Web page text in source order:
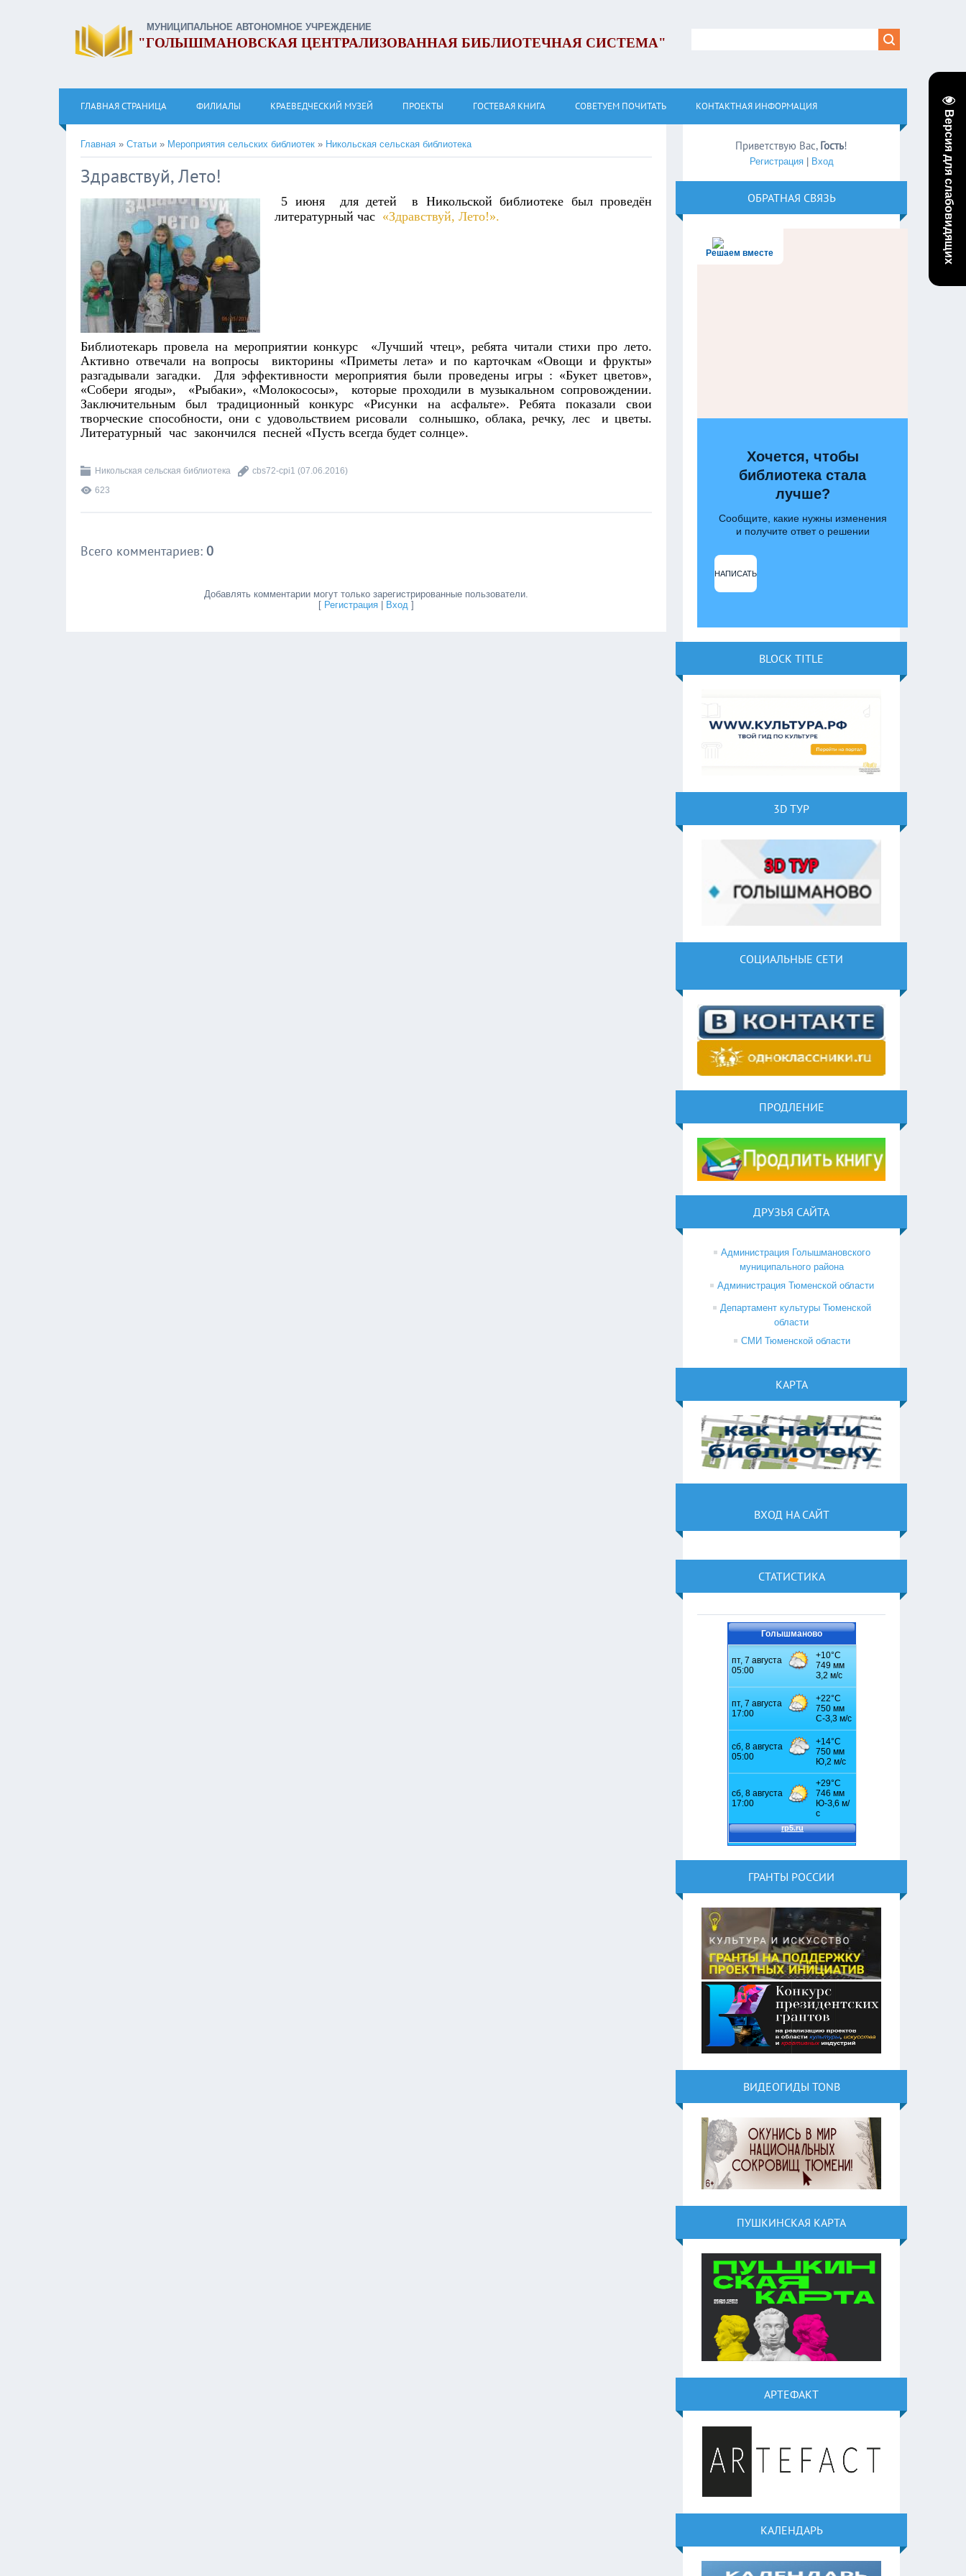
Версия для слабовидящих
МУНИЦИПАЛЬНОЕ АВТОНОМНОЕ УЧРЕЖДЕНИЕ
"ГОЛЫШМАНОВСКАЯ ЦЕНТРАЛИЗОВАННАЯ БИБЛИОТЕЧНАЯ СИСТЕМА"
ГЛАВНАЯ СТРАНИЦА ФИЛИАЛЫ КРАЕВЕДЧЕСКИЙ МУЗЕЙ ПРОЕКТЫ ГОСТЕВАЯ КНИГА СОВЕТУЕМ ПОЧИТАТЬ КОНТАКТНАЯ ИНФОРМАЦИЯ
Главная » Статьи » Мероприятия сельских библиотек » Никольская сельская библиотека
Здравствуй, Лето!
5 июня для детей в Никольской библиотеке был проведён
литературный час «Здравствуй, Лето!».
Библиотекарь провела на мероприятии конкурс «Лучший чтец», ребята читали стихи про лето.
Активно отвечали на вопросы викторины «Приметы лета» и по карточкам «Овощи и фрукты»
разгадывали загадки. Для эффективности мероприятия были проведены игры : «Букет цветов»,
«Собери ягоды», «Рыбаки», «Молокососы», которые проходили в музыкальном сопровождении.
Заключительным был традиционный конкурс «Рисунки на асфальте». Ребята показали свои
творческие способности, они с удовольствием рисовали солнышко, облака, речку, лес и цветы.
Литературный час закончился песней «Пусть всегда будет солнце».
Никольская сельская библиотека cbs72-cpi1 (07.06.2016)
623
Всего комментариев: 0
Добавлять комментарии могут только зарегистрированные пользователи.
[ Регистрация Вход ]
Приветствую Вас, Гость!
Регистрация| Вход
ОБРАТНАЯ СВЯЗЬ
Решаем вместе
Хочется, чтобы
библиотека стала
лучше?
Сообщите, какие нужны изменения
и получите ответ о решении
НАПИСАТЬ
BLOCK TITLE
3D ТУР
СОЦИАЛЬНЫЕ СЕТИ
ПРОДЛЕНИЕ
ДРУЗЬЯ САЙТА
Администрация Голышмановского
муниципального района
Администрация Тюменской области
Департамент культуры Тюменской
области
СМИ Тюменской области
КАРТА
ВХОД НА САЙТ
СТАТИСТИКА
Голышманово
ГРАНТЫ РОССИИ
ВИДЕОГИДЫ TONB
ПУШКИНСКАЯ КАРТА
АРТЕФАКТ
КАЛЕНДАРЬ